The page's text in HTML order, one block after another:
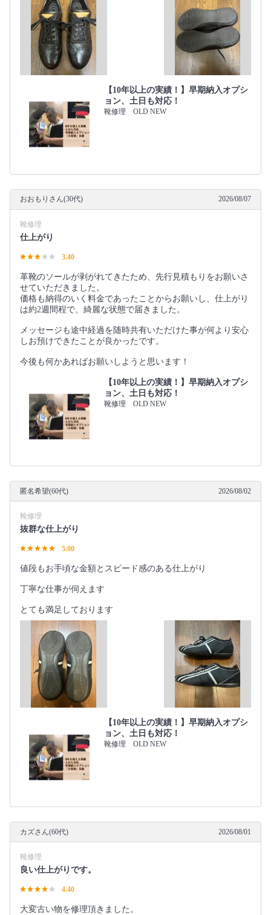
【10年以上の実績！】早期納入オプシ
ョン、土日も対応！
靴修理 OLD NEW
おおもりさん(30代) 2026/08/07
靴修理
仕上がり
3.40
革靴のソールが剥がれてきたため、先行見積もりをお願いさ
せていただきました。
価格も納得のいく料金であったことからお願いし、仕上がり
は約2週間程で、綺麗な状態で届きました。
メッセージも途中経過を随時共有いただけた事が何より安心
しお預けできたことが良かったです。
今後も何かあればお願いしようと思います！
【10年以上の実績！】早期納入オプシ
ョン、土日も対応！
靴修理 OLD NEW
匿名希望(60代) 2026/08/02
靴修理
抜群な仕上がり
5.00
値段もお手頃な金額とスピード感のある仕上がり
丁寧な仕事が伺えます
とても満足しております
【10年以上の実績！】早期納入オプシ
ョン、土日も対応！
靴修理 OLD NEW
カズさん(60代) 2026/08/01
靴修理
良い仕上がりです。
4.40
大変古い物を修理頂きました。